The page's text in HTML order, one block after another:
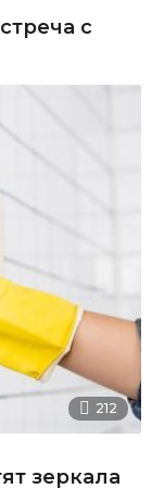
с
212
зеркала